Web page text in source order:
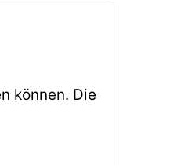
können. Die